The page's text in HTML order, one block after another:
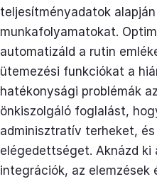
teljesítményadatok
munkafolyamatokat.
automatizáld a rutin
ütemezési funkciókat a
hatékonysági problémák
önkiszolgáló foglalást,
adminisztratív terheket,
elégedettséget. Aknázd
integrációk, az elemzések